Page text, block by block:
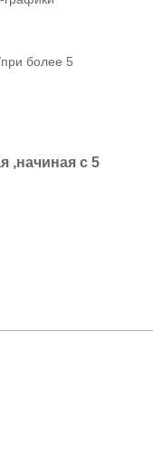
более 5
,начиная с 5